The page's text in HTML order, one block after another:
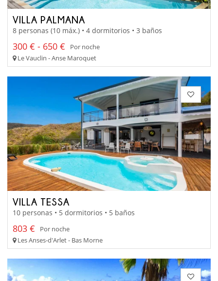
VILLA PALMANA
8 personas (10 máx.) • 4 dormitorios • 3 baños
300 € - 650 €
Por noche
Le Vauclin - Anse Maroquet
VILLA TESSA
10 personas • 5 dormitorios • 5 baños
803 €
Por noche
Les Anses-d'Arlet - Bas Morne